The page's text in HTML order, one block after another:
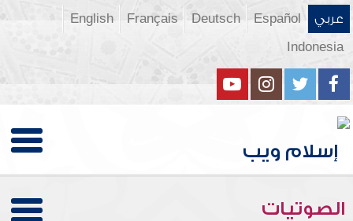
عربي Español
Deutsch
Français
English
Indonesia
الصوتيات